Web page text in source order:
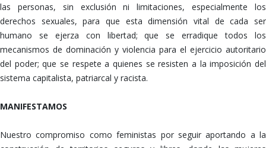
las personas, sin exclusión ni limitaciones, especialmente los
derechos sexuales, para que esta dimensión vital de cada ser
humano se ejerza con libertad; que se erradique todos los
mecanismos de dominación y violencia para el ejercicio autoritario
del poder; que se respete a quienes se resisten a la imposición del
sistema capitalista, patriarcal y racista.
MANIFESTAMOS
Nuestro compromiso como feministas por seguir aportando a la